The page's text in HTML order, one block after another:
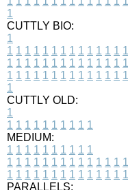
1
CUTTLY BIO:
1
1 1 1 1 1 1 1 1 1 1 1 1 1 1
1 1 1 1 1 1 1 1 1 1 1 1 1 1
1 1 1 1 1 1 1 1 1 1 1 1 1 1
1
CUTTLY OLD:
1
1 1 1 1 1 1 1 1 1 1
MEDIUM:
1 1 1 1 1 1 1 1 1 1
1 1 1 1 1 1 1 1 1 1 1 1 1 1
1 1 1 1 1 1 1 1 1 1 1 1 1 1
PARALLELS: